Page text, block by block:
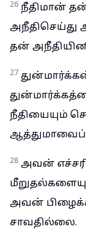
26 நீதிமான் தன்
அநீதிசெய்து
தன்
27
நீதியையும்
28 அவன்
அவன்
சாவதில்லை.